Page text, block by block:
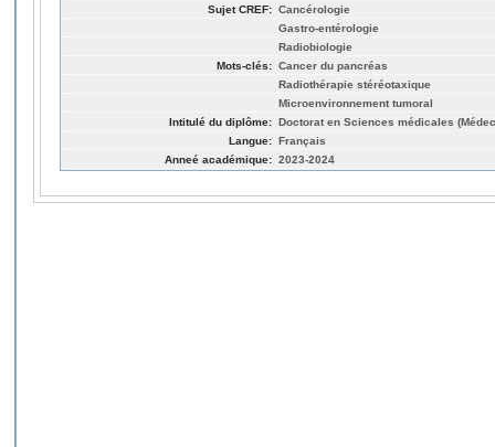
Sujet CREF: Cancérologie
Gastro-entérologie
Radiobiologie
Mots-clés: Cancer du pancréas
Radiothérapie stéréotaxique
Microenvironnement tumoral
Intitulé du diplôme: Doctorat en Sciences médicales
Langue: Français
Anneé académique: 2023-2024